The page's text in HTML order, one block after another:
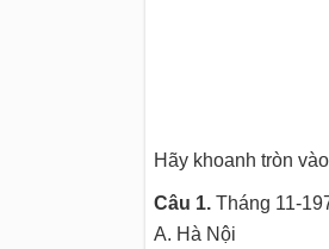
Hãy khoanh tròn
Câu 1.Tháng 11-
A. Hà Nội